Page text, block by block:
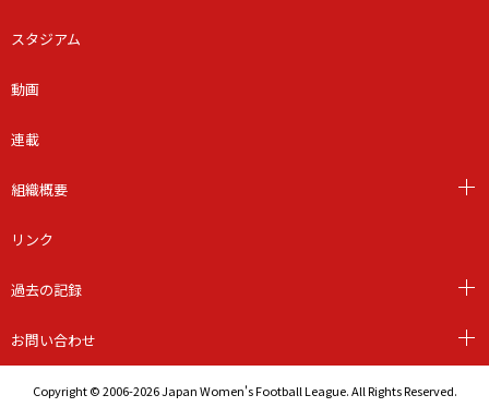
スタジアム
動画
連載
組織概要
リンク
過去の記録
お問い合わせ
Copyright © 2006-2026 Japan Women's Football League. All Rights Reserved.